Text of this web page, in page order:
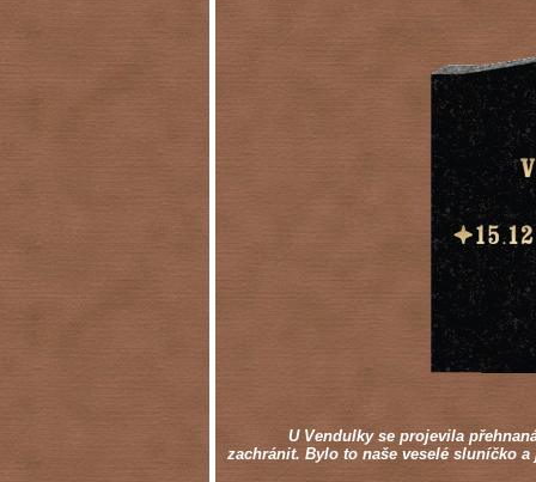
U Vendulky se projevila
zachránit. Bylo to naše veselé sluníčko